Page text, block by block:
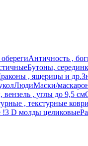
Античность ,
Бутоны,
, ящерицы и др.
ЛюдиМаски/
, углы до 9,5 см
, текстурные
!3 D молды целиковые